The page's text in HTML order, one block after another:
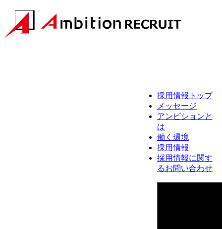
採用情報トップ
メッセージ
アンビションと
は
働く環境
採用情報
採用情報に関す
るお問い合わせ